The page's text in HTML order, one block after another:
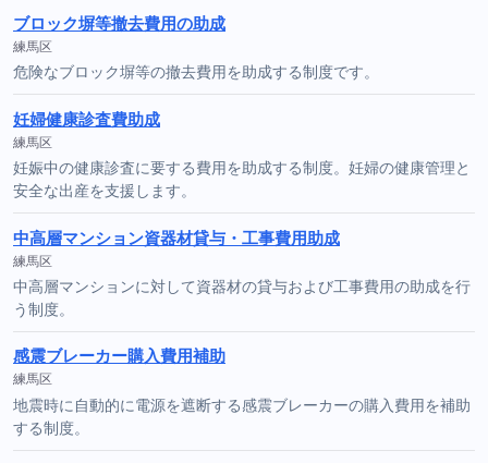
ブロック塀等撤去費用の助成
練馬区
危険なブロック塀等の撤去費用を助成する制度です。
妊婦健康診査費助成
練馬区
妊娠中の健康診査に要する費用を助成する制度。妊婦の健康管理と
安全な出産を支援します。
中高層マンション資器材貸与・工事費用助成
練馬区
中高層マンションに対して資器材の貸与および工事費用の助成を行
う制度。
感震ブレーカー購入費用補助
練馬区
地震時に自動的に電源を遮断する感震ブレーカーの購入費用を補助
する制度。